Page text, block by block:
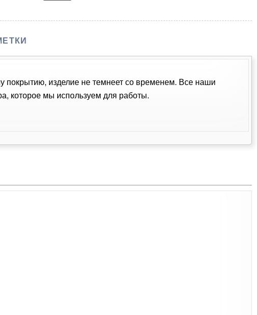
покрытию, изделие не темнеет со временем. Все наши
которое мы используем для работы.